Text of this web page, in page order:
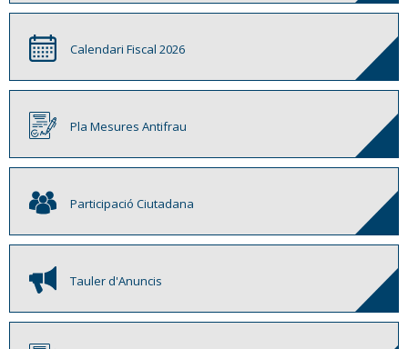
Calendari Fiscal 2026
Pla Mesures Antifrau
Participació Ciutadana
Tauler d'Anuncis